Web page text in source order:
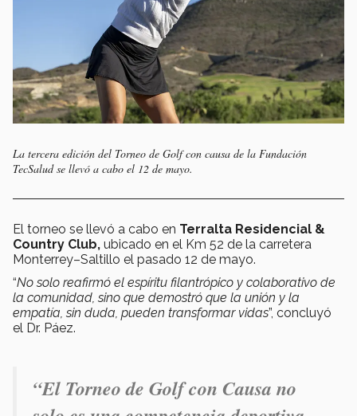
La tercera edición del Torneo de Golf con causa de la Fundación
TecSalud se llevó a cabo el 12 de mayo.
El torneo se llevó a cabo en Terralta Residencial &
Country Club, ubicado en el Km 52 de la carretera
Monterrey–Saltillo el pasado 12 de mayo.
“No solo reafirmó el espíritu filantrópico y colaborativo de
la comunidad, sino que demostró que la unión y la
empatía, sin duda, pueden transformar vidas”, concluyó
el Dr. Páez.
“El Torneo de Golf con Causa no